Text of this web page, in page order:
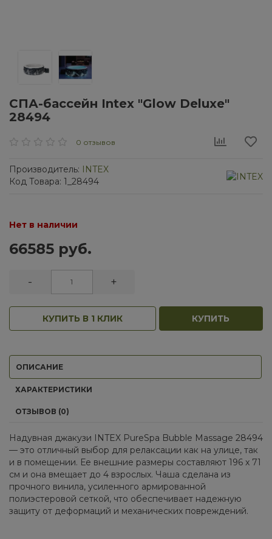
СПА-бассейн Intex "Glow Deluxe"
28494
0 отзывов
Производитель: INTEX
Код Товара: 1_28494
Нет в наличии
66585 руб.
- +
КУПИТЬ В 1 КЛИК КУПИТЬ
ОПИСАНИЕ
ХАРАКТЕРИСТИКИ
ОТЗЫВОВ (0)
Надувная джакузи INTEX PureSpa Bubble Massage 28494
— это отличный выбор для релаксации как на улице, так
и в помещении. Ее внешние размеры составляют 196 x 71
см и она вмещает до 4 взрослых. Чаша сделана из
прочного винила, усиленного армированной
полиэстеровой сеткой, что обеспечивает надежную
защиту от деформаций и механических повреждений.